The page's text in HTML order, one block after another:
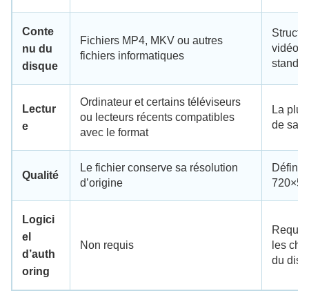
Conte
nu du
disque
Fichiers MP4, MKV ou autres
fichiers informatiques
vidéo
Lectur
e
Ordinateur et certains téléviseurs
ou lecteurs récents compatibles
avec le format
La
de
Qualité
Le fichier conserve sa résolution
d’origine
Logici
el
d’auth
oring
Non requis
les
du